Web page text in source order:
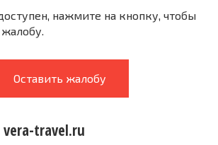
нажмите на кнопку, чтобы
Оставить жалобу
vera-travel.ru